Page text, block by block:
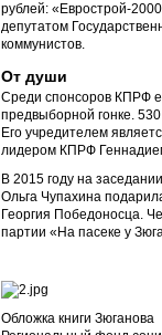
рублей: «Еврострой-
депутатом
коммунистов.
От души
Среди спонсоров КПРФ
предвыборной гонке.
Его учредителем
лидером КПРФ
В 2015 году на
Ольга Чупахина
Георгия Победоносца.
партии «На пасеке у
Обложка книги Зюганова